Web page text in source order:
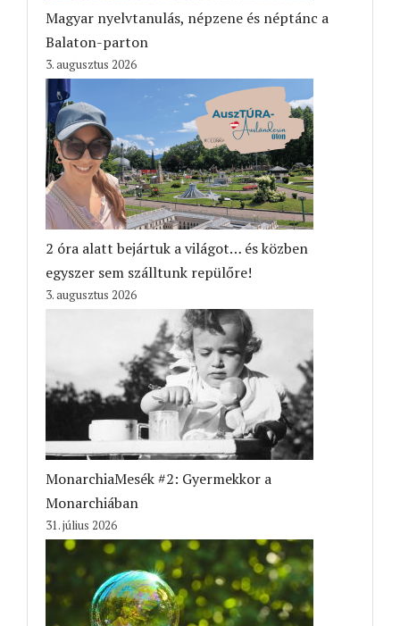
Magyar nyelvtanulás, népzene és néptánc a
Balaton-parton
3. augusztus 2026
2 óra alatt bejártuk a világot… és közben
egyszer sem szálltunk repülőre!
3. augusztus 2026
MonarchiaMesék #2: Gyermekkor a
Monarchiában
31. július 2026